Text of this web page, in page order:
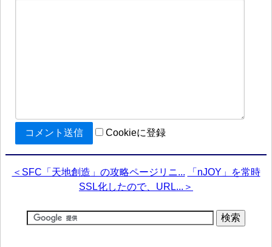
Cookieに登録
＜SFC「天地創造」の攻略ページリニ...
「nJOY」を常時
SSL化したので、URL...＞